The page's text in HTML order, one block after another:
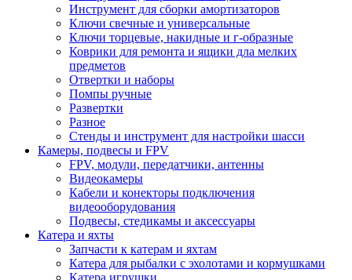
Инструмент для сборки амортизаторов
Ключи свечные и универсальные
Ключи торцевые, накидные и г-образные
Коврики для ремонта и ящики дла мелких
предметов
Отвертки и наборы
Помпы ручные
Развертки
Разное
Стенды и инструмент для настройки шасси
Камеры, подвесы и FPV
FPV, модули, передатчики, антенны
Видеокамеры
Кабели и конекторы подключения
видеооборудования
Подвесы, стедикамы и аксессуары
Катера и яхты
Запчасти к катерам и яхтам
Катера для рыбалки с эхолотами и кормушками
Катера игрушки